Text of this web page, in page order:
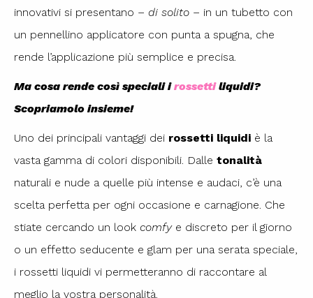
innovativi si presentano – di solito – in un tubetto con
un pennellino applicatore con punta a spugna, che
rende l’applicazione più semplice e precisa.
Ma cosa rende così speciali irossettiliquidi?
Scopriamolo insieme!
Uno dei principali vantaggi dei rossetti liquidi è la
vasta gamma di colori disponibili. Dalle tonalità
naturali e nude a quelle più intense e audaci, c’è una
scelta perfetta per ogni occasione e carnagione. Che
stiate cercando un look comfye discreto per il giorno
o un effetto seducente e glam per una serata speciale,
i rossetti liquidi vi permetteranno di raccontare al
meglio la vostra personalità.